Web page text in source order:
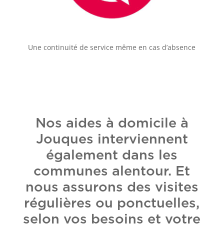
Une continuité de service même en cas d’absence
Nos aides à domicile à
Jouques interviennent
également dans les
communes alentour. Et
nous assurons des visites
régulières ou ponctuelles,
selon vos besoins et votre